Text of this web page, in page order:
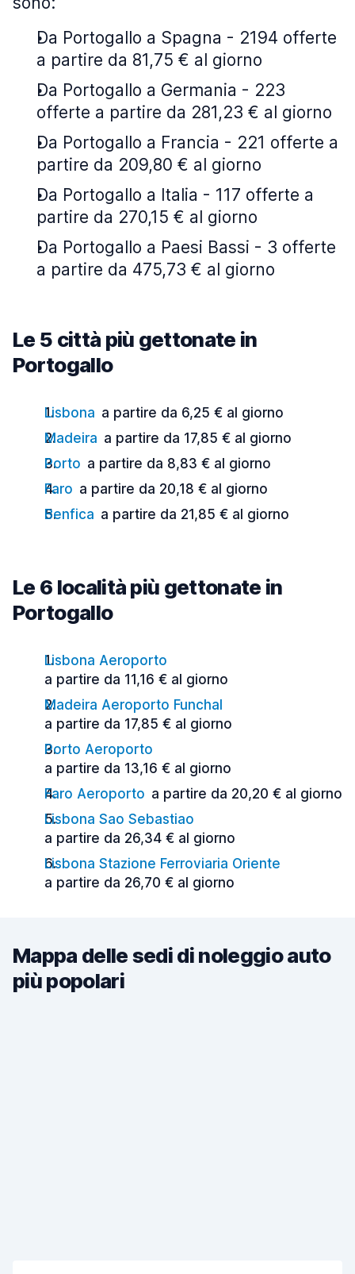
Da Portogallo a Spagna - 2194 offerte
a partire da 81,75 € al giorno
Da Portogallo a Germania - 223
offerte a partire da 281,23 € al giorno
Da Portogallo a Francia - 221 offerte a
partire da 209,80 € al giorno
Da Portogallo a Italia - 117 offerte a
partire da 270,15 € al giorno
Da Portogallo a Paesi Bassi - 3 offerte
a partire da 475,73 € al giorno
Le 5 città più gettonate in
Portogallo
Lisbona a partire da 6,25 € al giorno
Madeira a partire da 17,85 € al giorno
Porto a partire da 8,83 € al giorno
Faro a partire da 20,18 € al giorno
Benfica a partire da 21,85 € al giorno
Le 6 località più gettonate in
Portogallo
Lisbona Aeroporto
a partire da 11,16 € al giorno
Madeira Aeroporto Funchal
a partire da 17,85 € al giorno
Porto Aeroporto
a partire da 13,16 € al giorno
Faro Aeroporto a partire da 20,20 € al giorno
Lisbona Sao Sebastiao
a partire da 26,34 € al giorno
Lisbona Stazione Ferroviaria Oriente
a partire da 26,70 € al giorno
Mappa delle sedi di noleggio auto
più popolari